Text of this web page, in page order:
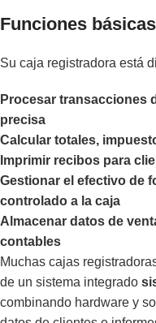
Funciones
Su caja registradora está
Procesar transacciones
precisa
Calcular totales,
Imprimir recibos para
Gestionar el efectivo de
controlado a la caja
Almacenar datos de
contables
Muchas cajas
de un sistema integrado
combinando hardware y